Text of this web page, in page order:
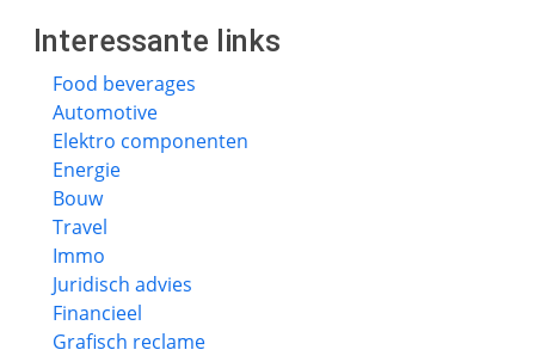
Interessante links
Food beverages
Automotive
Elektro componenten
Energie
Bouw
Travel
Immo
Juridisch advies
Financieel
Grafisch reclame